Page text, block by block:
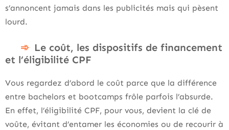
s’annoncent jamais dans les publicités mais qui pèsent
lourd.
Le coût, les dispositifs de financement
et l’éligibilité CPF
Vous regardez d’abord le coût parce que la différence
entre bachelors et bootcamps frôle parfois l’absurde.
En effet, l’éligibilité CPF, pour vous, devient la clé de
voûte, évitant d’entamer les économies ou de recourir à